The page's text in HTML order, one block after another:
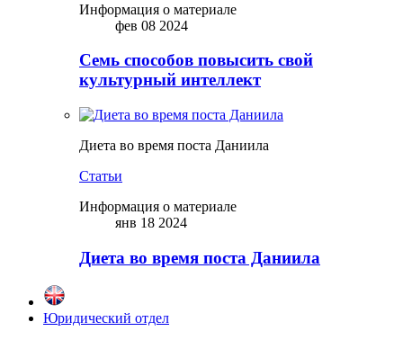
Информация о материале
фев 08 2024
Семь способов повысить свой
культурный интеллект
Диета во время поста Даниила
Статьи
Информация о материале
янв 18 2024
Диета во время поста Даниила
Юридический отдел